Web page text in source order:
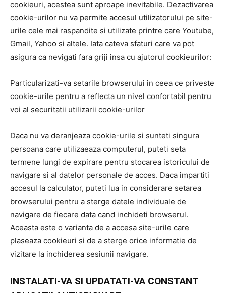
cookieuri, acestea sunt aproape inevitabile. Dezactivarea
cookie-urilor nu va permite accesul utilizatorului pe site-
urile cele mai raspandite si utilizate printre care Youtube,
Gmail, Yahoo si altele. Iata cateva sfaturi care va pot
asigura ca nevigati fara griji insa cu ajutorul cookieurilor:
Particularizati-va setarile browserului in ceea ce priveste
cookie-urile pentru a reflecta un nivel confortabil pentru
voi al securitatii utilizarii cookie-urilor
Daca nu va deranjeaza cookie-urile si sunteti singura
persoana care utilizaeaza computerul, puteti seta
termene lungi de expirare pentru stocarea istoricului de
navigare si al datelor personale de acces. Daca impartiti
accesul la calculator, puteti lua in considerare setarea
browserului pentru a sterge datele individuale de
navigare de fiecare data cand inchideti browserul.
Aceasta este o varianta de a accesa site-urile care
plaseaza cookieuri si de a sterge orice informatie de
vizitare la inchiderea sesiunii navigare.
INSTALATI-VA SI UPDATATI-VA CONSTANT